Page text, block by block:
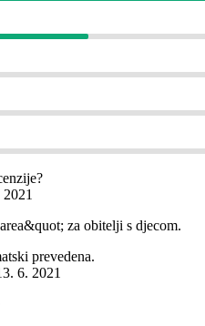
za obitelji s djecom.
prevedena.
6. 2021